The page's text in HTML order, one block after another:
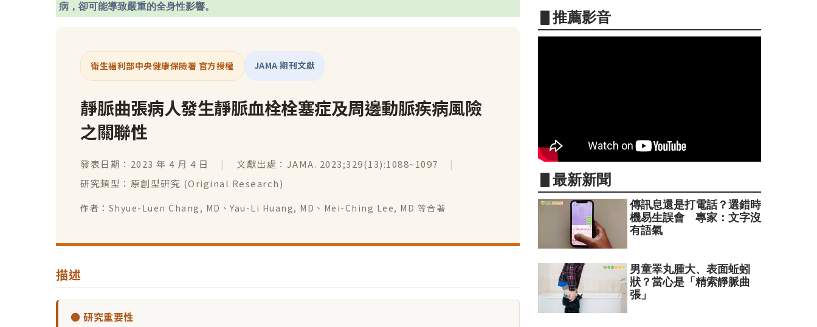
病，卻可能導致嚴重的全身性影響。
衛生福利部中央健康保險署 官方授權 JAMA 期刊文獻
靜脈曲張病人發生靜脈血栓栓塞症及周邊動脈疾病風險
之關聯性
發表日期：2023 年 4 月 4 日 | 文獻出處：JAMA. 2023;329(13):1088~1097
|
研究類型：原創型研究 (Original Research)
作者： Shyue-Luen Chang, MD、Yau-Li Huang, MD、Mei-Ching Lee, MD 等合著
描述
● 研究重要性
▋推薦影音
▋最新新聞
傳訊息還是打電話？選錯時
機易生誤會 專家：文字沒
有語氣
男童睪丸腫大、表面蚯蚓
狀？當心是「精索靜脈曲
張」